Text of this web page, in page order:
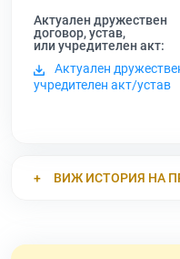
Актуален дружествен
договор, устав,
или учредителен акт:
Актуален
учредителен акт/устав
ВИЖ ИСТОРИЯ НА